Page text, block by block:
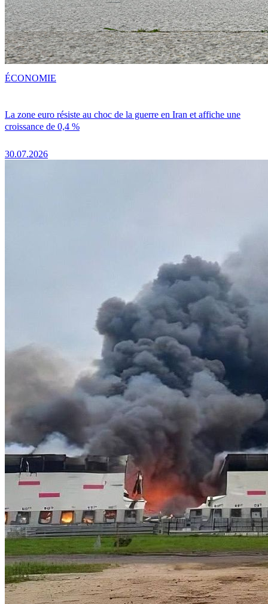
La zone euro résiste au choc de la guerre en Iran et affiche une
croissance de 0,4 %
30.07.2026
ÉCONOMIE